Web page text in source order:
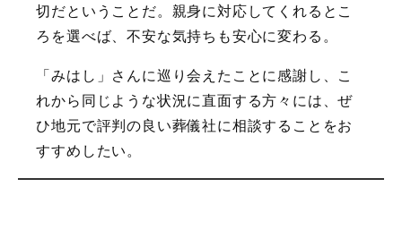
切だということだ。親身に対応してくれるとこ
ろを選べば、不安な気持ちも安心に変わる。
「みはし」さんに巡り会えたことに感謝し、こ
れから同じような状況に直面する方々には、ぜ
ひ地元で評判の良い葬儀社に相談することをお
すすめしたい。